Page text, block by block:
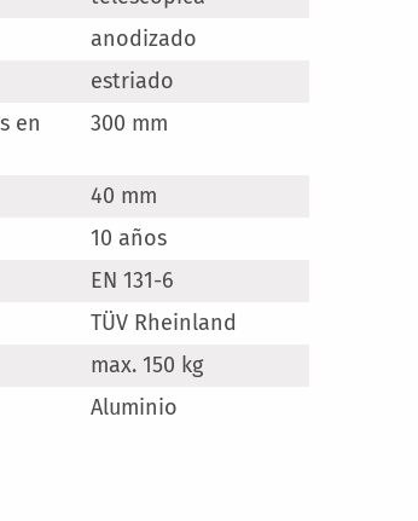
anodizado
estriado
en
300 mm
40 mm
10 años
EN 131-6
TÜV Rheinland
max. 150 kg
Aluminio